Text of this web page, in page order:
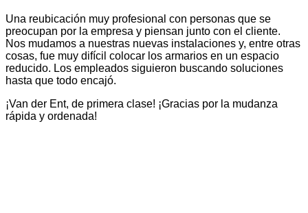
Una reubicación muy profesional con personas que se
preocupan por la empresa y piensan junto con el cliente.
Nos mudamos a nuestras nuevas instalaciones y, entre otras
cosas, fue muy difícil colocar los armarios en un espacio
reducido. Los empleados siguieron buscando soluciones
hasta que todo encajó.
¡Van der Ent, de primera clase! ¡Gracias por la mudanza
rápida y ordenada!